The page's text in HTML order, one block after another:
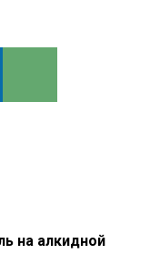
на алкидной